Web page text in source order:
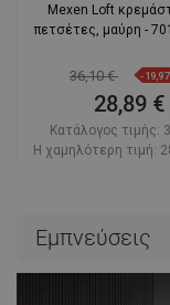
Mexen Loft
πετσέτες, μαύρη -
36,10 € -
28,89 €
Κατάλογος τιμής:
Η χαμηλότερη τιμή:
Εμπνεύσεις